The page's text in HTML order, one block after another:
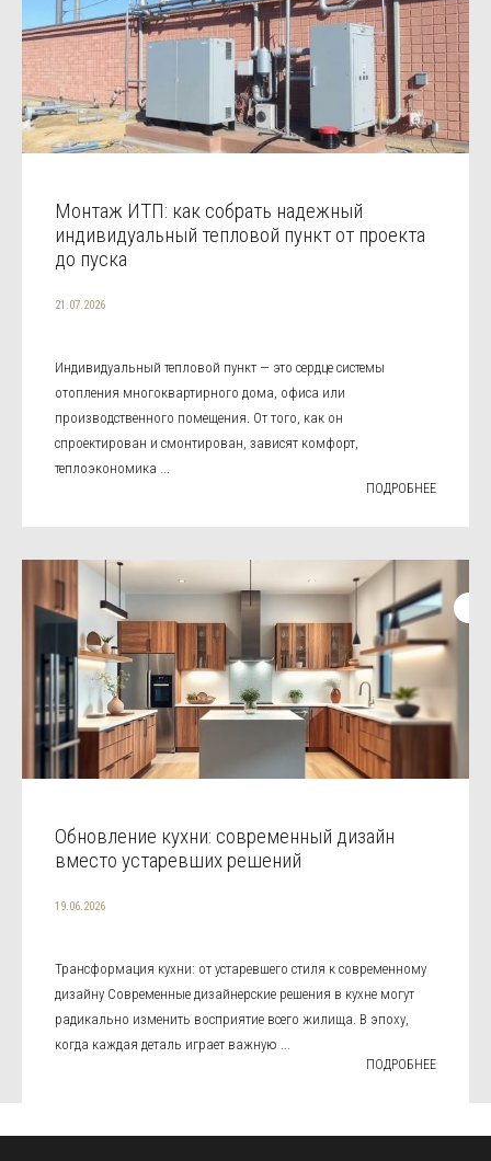
Монтаж ИТП: как собрать надежный
индивидуальный тепловой пункт от проекта
до пуска
21.07.2026
Индивидуальный тепловой пункт — это сердце системы
отопления многоквартирного дома, офиса или
производственного помещения. От того, как он
спроектирован и смонтирован, зависят комфорт,
теплоэкономика ...
ПОДРОБНЕЕ
Обновление кухни: современный дизайн
вместо устаревших решений
19.06.2026
Трансформация кухни: от устаревшего стиля к современному
дизайну Современные дизайнерские решения в кухне могут
радикально изменить восприятие всего жилища. В эпоху,
когда каждая деталь играет важную ...
ПОДРОБНЕЕ